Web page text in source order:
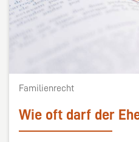
Familienrecht
Wie oft darf der